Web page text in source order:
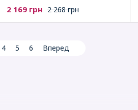
2 268 грн
2 169 грн
4 5 6 Вперед